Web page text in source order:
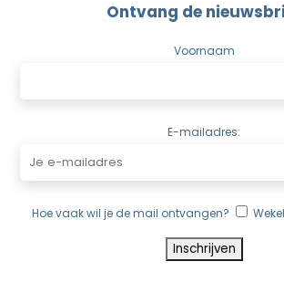
Ontvang de
Voornaam
E-mailadres:
Hoe vaak wil je de mail ontvangen?